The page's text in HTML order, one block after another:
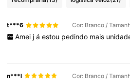
t***6 Cor: Branco /
Amei j á estou pedindo mais
n***l Cor: Branco /